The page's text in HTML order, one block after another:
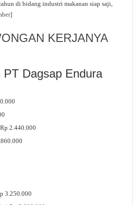
di bidang industri makanan siap saji,
]
KERJANYA
PT Dagsap Endura
2.440.000
3.250.000